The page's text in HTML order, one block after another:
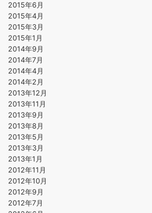
2015年6月
2015年4月
2015年3月
2015年1月
2014年9月
2014年7月
2014年4月
2014年2月
2013年12月
2013年11月
2013年9月
2013年8月
2013年5月
2013年3月
2013年1月
2012年11月
2012年10月
2012年9月
2012年7月